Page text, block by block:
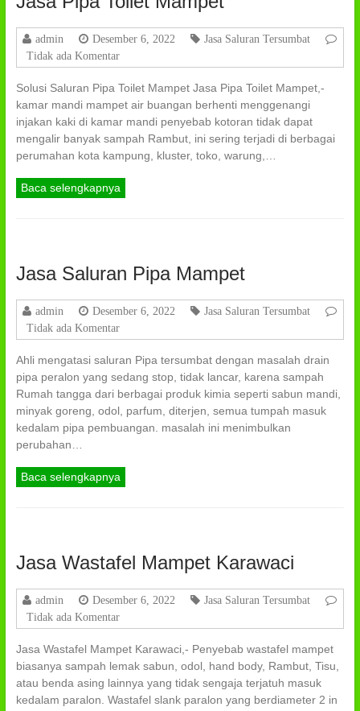
admin Desember 6, 2022
Jasa Saluran Tersumbat
Tidak ada Komentar
Solusi Saluran Pipa Toilet Mampet Jasa Pipa Toilet Mampet,-
kamar mandi mampet air buangan berhenti menggenangi
injakan kaki di kamar mandi penyebab kotoran tidak dapat
mengalir banyak sampah Rambut, ini sering terjadi di berbagai
perumahan kota kampung, kluster, toko, warung,…
Baca selengkapnya
Jasa Saluran Pipa Mampet
admin Desember 6, 2022
Jasa Saluran Tersumbat
Tidak ada Komentar
Ahli mengatasi saluran Pipa tersumbat dengan masalah drain
pipa peralon yang sedang stop, tidak lancar, karena sampah
Rumah tangga dari berbagai produk kimia seperti sabun mandi,
minyak goreng, odol, parfum, diterjen, semua tumpah masuk
kedalam pipa pembuangan. masalah ini menimbulkan
perubahan…
Baca selengkapnya
Jasa Wastafel Mampet Karawaci
admin Desember 6, 2022
Jasa Saluran Tersumbat
Tidak ada Komentar
Jasa Wastafel Mampet Karawaci,- Penyebab wastafel mampet
biasanya sampah lemak sabun, odol, hand body, Rambut, Tisu,
atau benda asing lainnya yang tidak sengaja terjatuh masuk
kedalam paralon. Wastafel slank paralon yang berdiameter 2 in